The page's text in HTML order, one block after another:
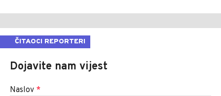
ČITAOCI REPORTERI
Dojavite nam vijest
Naslov *